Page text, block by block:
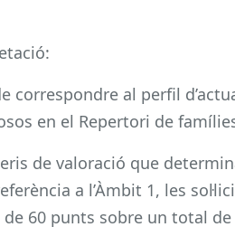
correspondre al perfil
en el Repertori de
de valoració que
a l’Àmbit 1, les
60 punts sobre un total de